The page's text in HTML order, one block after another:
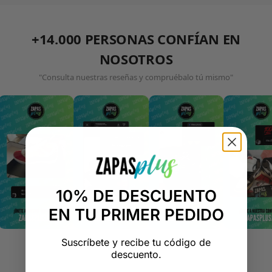
+14.000 PERSONAS CONFÍAN EN
NOSOTROS
"Consulta nuestras reseñas y compruébalo tú mismo"
10% DE DESCUENTO
EN TU PRIMER PEDIDO
Suscríbete y recibe tu código de
descuento.